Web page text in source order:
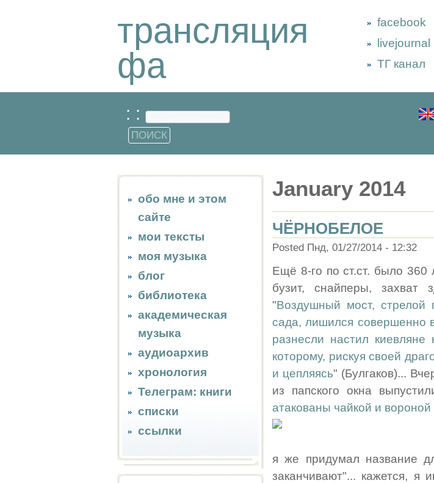
трансляция
фа
facebook
livejournal
ТГ канал
: :
обо мне и этом
сайте
мои тексты
моя музыка
блог
библиотека
академическая
музыка
аудиоархив
хронология
Телеграм: книги
списки
ссылки
January 2014
ЧЁРНОБЕЛОЕ
Posted Пнд, 01/27/2014 - 12:32
Ещё 8-го по ст.ст. было 360
бузит, снайперы,
"Воздушный мост, стрелой
сада, лишился совершенно
разнесли настил
которому, рискуя своей
и цепляясь" (Булгаков)...
из папского окна
атакованы чайкой и вороной
я же придумал название
заканчивают"... кажется, я